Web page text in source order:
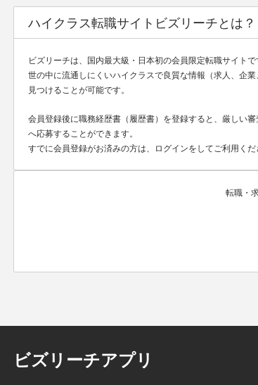
ハイクラス転職サイトビズリーチとは？
ビズリーチは、国内最大級・日本初の会員限定転職サイトで
世の中に流通しにくいハイクラスで良質な情報（求人、企
見つけることが可能です。
会員登録後に職務経歴書（履歴書）を登録すると、厳しい
へ応募することができます。
すでに会員登録がお済みの方は、ログインをしてご利用くだ
転職・
ビズリーチアプリ